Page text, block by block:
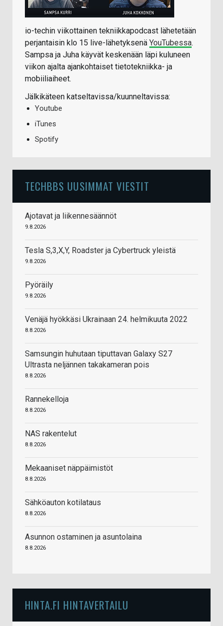
io-techin viikottainen tekniikkapodcast lähetetään
perjantaisin klo 15 live-lähetyksenä YouTubessa.
Sampsa ja Juha käyvät keskenään läpi kuluneen
viikon ajalta ajankohtaiset tietotekniikka- ja
mobiiliaiheet.
Jälkikäteen katseltavissa/kuunneltavissa:
Youtube
iTunes
Spotify
TECHBBS UUSIMMAT VIESTIT
Ajotavat ja liikennesäännöt
9.8.2026
Tesla S,3,X,Y, Roadster ja Cybertruck yleistä
9.8.2026
Pyöräily
9.8.2026
Venäjä hyökkäsi Ukrainaan 24. helmikuuta 2022
8.8.2026
Samsungin huhutaan tiputtavan Galaxy S27
Ultrasta neljännen takakameran pois
8.8.2026
Rannekelloja
8.8.2026
NAS rakentelut
8.8.2026
Mekaaniset näppäimistöt
8.8.2026
Sähköauton kotilataus
8.8.2026
Asunnon ostaminen ja asuntolaina
8.8.2026
HINTA.FI HINTAVERTAILU